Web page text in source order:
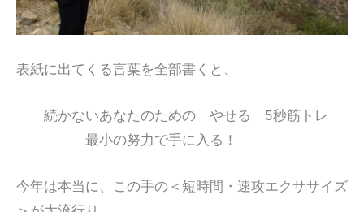
表紙に出てくる言葉を全部書くと、
続かないあなたのための やせる 5秒筋トレ
最小の努力で手に入る！
今年は本当に、この手の＜短時間・速攻エクササイズ